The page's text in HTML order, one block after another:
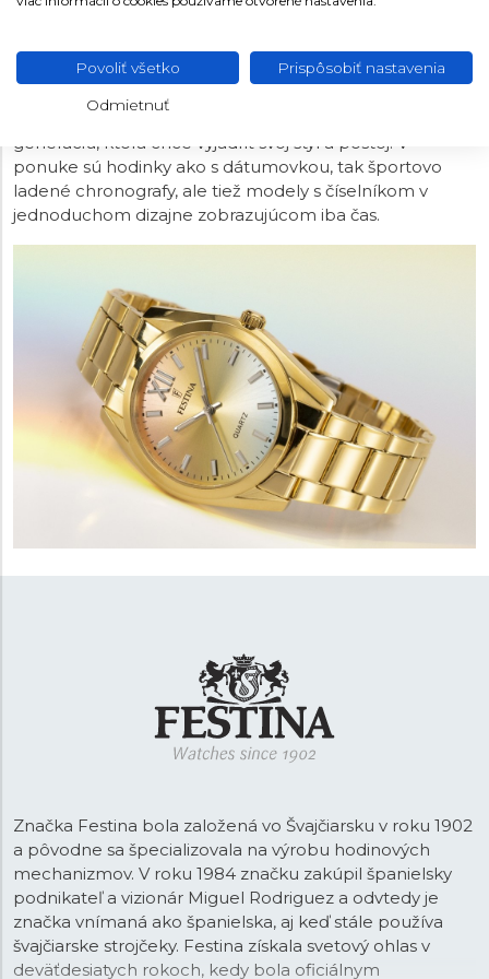
Neprehliadnuteľná lifestyle kolekcia, ktorá svojim
moderným štýlom a použitím výrazných farebných
generáciu, ktorá chce vyjadriť svoj štýl a postoj. V
ponuke sú hodinky ako s dátumovkou, tak športovo
ladené chronografy, ale tiež modely s číselníkom v
jednoduchom dizajne zobrazujúcom iba čas.
Značka Festina bola založená vo Švajčiarsku v roku 1902
a pôvodne sa špecializovala na výrobu hodinových
mechanizmov. V roku 1984 značku zakúpil španielsky
podnikateľ a vizionár Miguel Rodriguez a odvtedy je
značka vnímaná ako španielska, aj keď stále používa
švajčiarske strojčeky. Festina získala svetový ohlas v
deväťdesiatych rokoch, kedy bola oficiálnym
Povoliť všetko Prispôsobiť nastavenia
Odmietnuť